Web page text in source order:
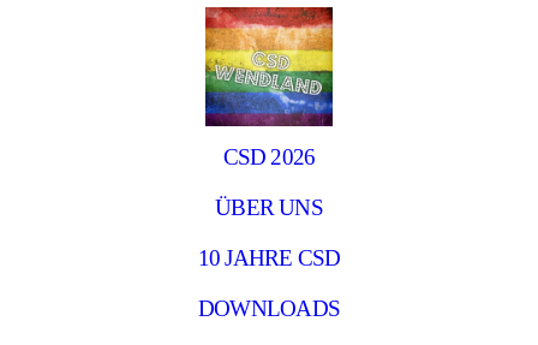
CSD 2026
ÜBER UNS
10 JAHRE CSD
DOWNLOADS